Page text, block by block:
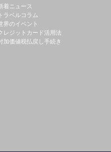
着ニュース
トラベルコラム
界のイベント
レジットカード活用法
加価値税払戻し手続き